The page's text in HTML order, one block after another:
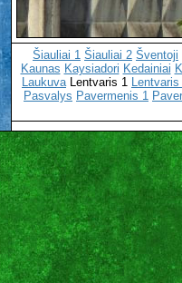
Šiauliai 1 Šiauliai 2 Šventoji
Kaunas Kaysiadori Kedainiai
LaukuvaLentvaris 1 Lentvaris
Pasvalys Pavermenis 1